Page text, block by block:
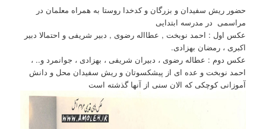
حضور ریش سفیدان و بزرگان و کدخدا روستا به همراه معلمان در
مراسمی در مدرسه ابتدایی
عکس اول : احمد نوبخت , عطااله رضوی , دبیر شریفی و احتمالا دبیر
اکبری ، رمضان بهزادی.
عکس دوم : عطاله رضوی ، دبیران شریفی ، بهزادی ، جوانمرد و.. ،
احمد نوبخت و عده ای از پیشکسوتان و ریش سفیدان محل و دانش
آموزانی کوچکی که الان سنی از آنها گذشته است